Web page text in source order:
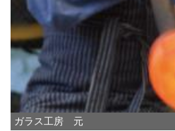
ガラス工房 元